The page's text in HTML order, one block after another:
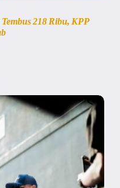
218 Ribu, KPP